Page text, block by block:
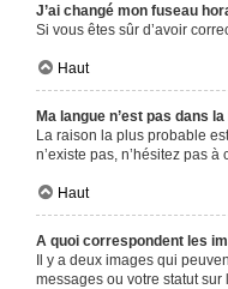
J’ai changé mon fuseau
Si vous êtes sûr d’avoir
Haut
Ma langue n’est pas dans
La raison la plus probable
n’existe pas, n’hésitez pas
Haut
A quoi correspondent les
Il y a deux images qui
messages ou votre statut